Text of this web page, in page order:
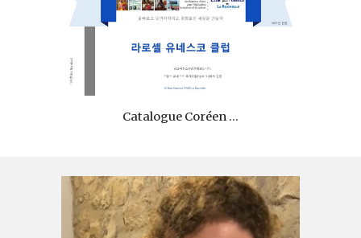
Catalogue Coréen ...